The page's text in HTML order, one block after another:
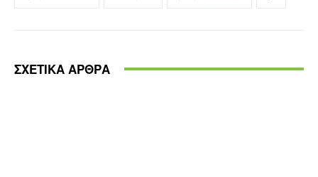
ΣΧΕΤΙΚΑ ΑΡΘΡΑ